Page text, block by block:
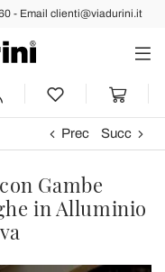
- Email clienti@viadurini.it
Prec Succ
Gambe
in Alluminio